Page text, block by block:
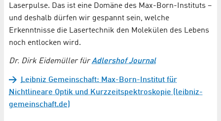
Laserpulse. Das ist eine Domäne des Max-Born-Instituts –
und deshalb dürfen wir gespannt sein, welche
Erkenntnisse die Lasertechnik den Molekülen des Lebens
noch entlocken wird.
Dr. Dirk Eidemüller fürAdlershof Journal
Leibniz Gemeinschaft: Max-Born-Institut für
Nichtlineare Optik und Kurzzeitspektroskopie (leibniz-
gemeinschaft.de)